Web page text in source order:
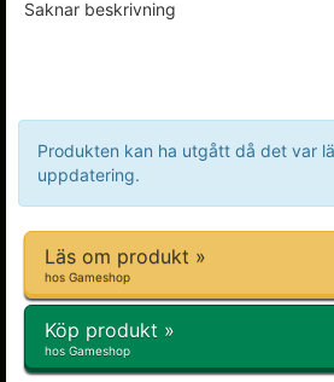
Saknar beskrivning
Produkten kan ha utgått då det var
uppdatering.
Läs om produkt »
hos Gameshop
Köp produkt »
hos Gameshop